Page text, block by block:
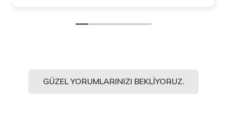
GÜZEL YORUMLARINIZI BEKLIYORUZ.